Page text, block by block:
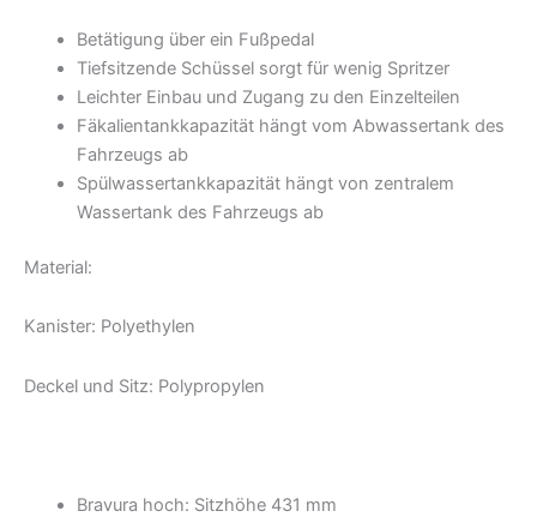
Betätigung über ein Fußpedal
Tiefsitzende Schüssel sorgt für wenig Spritzer
Leichter Einbau und Zugang zu den Einzelteilen
Fäkalientankkapazität hängt vom Abwassertank des
Fahrzeugs ab
Spülwassertankkapazität hängt von zentralem
Wassertank des Fahrzeugs ab
Material:
Kanister: Polyethylen
Deckel und Sitz: Polypropylen
Bravura hoch: Sitzhöhe 431 mm